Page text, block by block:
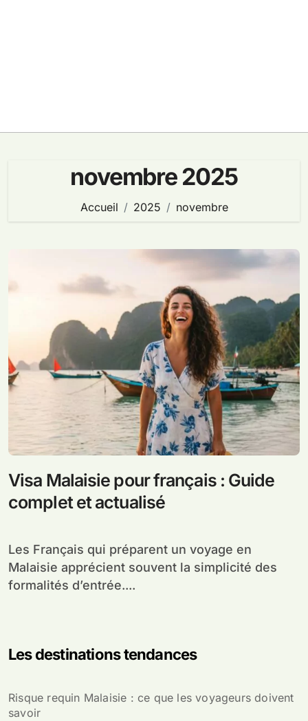
novembre 2025
Accueil 2025 novembre
Visa Malaisie pour français : Guide
complet et actualisé
Les Français qui préparent un voyage en
Malaisie apprécient souvent la simplicité des
formalités d’entrée....
Les destinations tendances
Risque requin Malaisie : ce que les voyageurs doivent
savoir